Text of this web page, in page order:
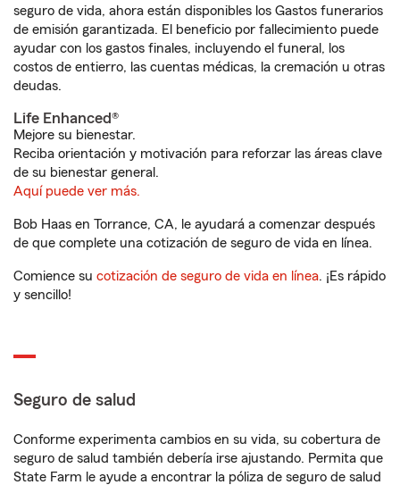
seguro de vida, ahora están disponibles los Gastos funerarios
de emisión garantizada. El beneficio por fallecimiento puede
ayudar con los gastos finales, incluyendo el funeral, los
costos de entierro, las cuentas médicas, la cremación u otras
deudas.
Life Enhanced®
Mejore su bienestar.
Reciba orientación y motivación para reforzar las áreas clave
de su bienestar general.
Aquí puede ver más.
Bob Haas en Torrance, CA, le ayudará a comenzar después
de que complete una cotización de seguro de vida en línea.
Comience su cotización de seguro de vida en línea. ¡Es rápido
y sencillo!
Seguro de salud
Conforme experimenta cambios en su vida, su cobertura de
seguro de salud también debería irse ajustando. Permita que
State Farm le ayude a encontrar la póliza de seguro de salud